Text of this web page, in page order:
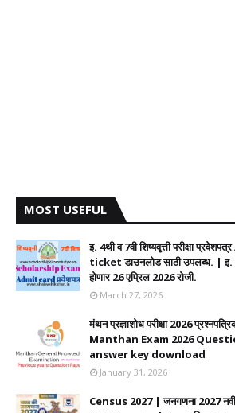
MOST USEFUL
इ. 4थी व 7वी शिष्यवृत्ती परीक्षा
ticket डाउनलोड साठी उपलब्ध. | इ.
होणार 26 एप्रिल 2026 रोजी.
March 27, 2026
मंथन प्रज्ञाशोध परीक्षा 2026
Manthan Exam 2026
answer key download
January 31, 2026
Census 2027 | जनगणना 2027